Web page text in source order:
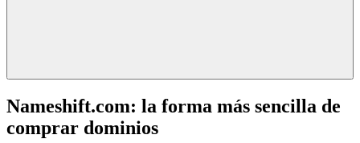
Nameshift.com: la forma más sencilla de
comprar dominios